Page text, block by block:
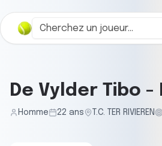
De Vylder Tibo -
Homme 22 ans T.C. TER RIVIEREN